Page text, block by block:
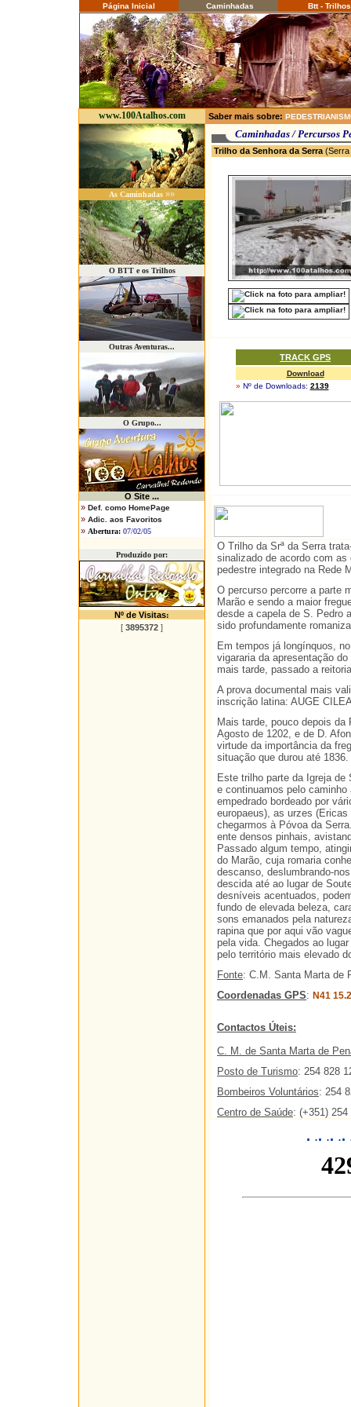
Página Inicial Caminhadas Btt - Trilhos
www.100Atalhos.com Saber mais sobre:
As Caminhadas »»
O BTT e os Trilhos
Outras Aventuras...
O Grupo...
O Site ...
» Def. como HomePage
» Adic. aos Favoritos
» Abertura: 07/02/05
Produzido por:
Nº de Visitas:
[ 3895372 ]
Caminhadas /
Trilho da Senhora da Serra (Serra
TRACK GPS
Download
» Nº de Downloads: 2139
O Trilho da Srª da Serra
sinalizado de acordo com
pedestre integrado na Rede
O percurso percorre a parte
Marão e sendo a maior
desde a capela de S. Pedro
sido profundamente
Em tempos já longínquos,
vigararia da apresentação
mais tarde, passado a
A prova documental mais
inscrição latina: AUGE
Mais tarde, pouco depois
Agosto de 1202, e de D.
virtude da importância da
situação que durou até 1836.
Este trilho parte da Igreja
e continuamos pelo
empedrado bordeado por
europaeus), as urzes
chegarmos à Póvoa da
ente densos pinhais,
Passado algum tempo,
do Marão, cuja romaria
descanso, deslumbrando-
descida até ao lugar de
desníveis acentuados,
fundo de elevada beleza,
sons emanados pela
rapina que por aqui vão
pela vida. Chegados ao
pelo território mais elevado
Fonte: C.M. Santa Marta de
Coordenadas GPS: N41
Contactos Úteis:
C. M. de Santa Marta de
Posto de Turismo: 254 828
Bombeiros Voluntários: 254
Centro de Saúde: (+351)
. .. .. ..